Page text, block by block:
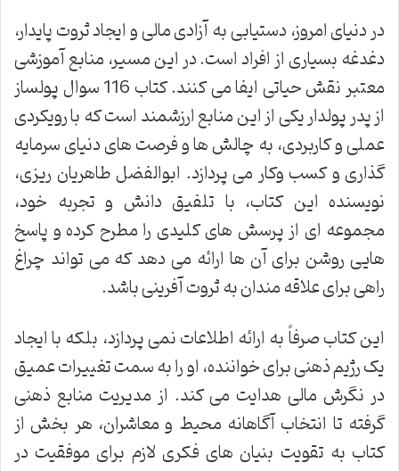
در دنیای امروز، دستیابی به آزادی مالی و ایجاد ثروت پایدار،
دغدغه بسیاری از افراد است. در این مسیر، منابع آموزشی
معتبر نقش حیاتی ایفا می کنند. کتاب 116 سوال پولساز
از پدر پولدار یکی از این منابع ارزشمند است که با رویکردی
عملی و کاربردی، به چالش ها و فرصت های دنیای سرمایه
گذاری و کسب وکار می پردازد. ابوالفضل طاهریان ریزی،
نویسنده این کتاب، با تلفیق دانش و تجربه خود،
مجموعه ای از پرسش های کلیدی را مطرح کرده و پاسخ
هایی روشن برای آن ها ارائه می دهد که می تواند چراغ
راهی برای علاقه مندان به ثروت آفرینی باشد.
این کتاب صرفاً به ارائه اطلاعات نمی پردازد، بلکه با ایجاد
یک رژیم ذهنی برای خواننده، او را به سمت تغییرات عمیق
در نگرش مالی هدایت می کند. از مدیریت منابع ذهنی
گرفته تا انتخاب آگاهانه محیط و معاشران، هر بخش از
کتاب به تقویت بنیان های فکری لازم برای موفقیت در